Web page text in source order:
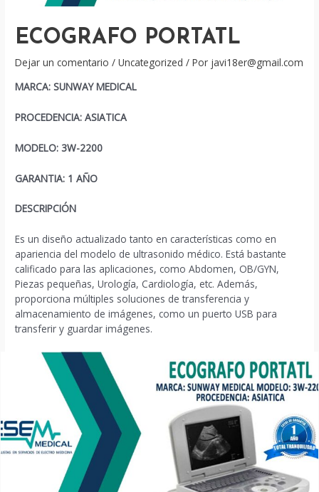
ECOGRAFO PORTATL
Dejar un comentario /Uncategorized / Por javi18er@gmail.com
MARCA: SUNWAY MEDICAL
PROCEDENCIA: ASIATICA
MODELO: 3W-2200
GARANTIA: 1 AÑO
DESCRIPCIÓN
Es un diseño actualizado tanto en características como en
apariencia del modelo de ultrasonido médico. Está bastante
calificado para las aplicaciones, como Abdomen, OB/GYN,
Piezas pequeñas, Urología, Cardiología, etc. Además,
proporciona múltiples soluciones de transferencia y
almacenamiento de imágenes, como un puerto USB para
transferir y guardar imágenes.